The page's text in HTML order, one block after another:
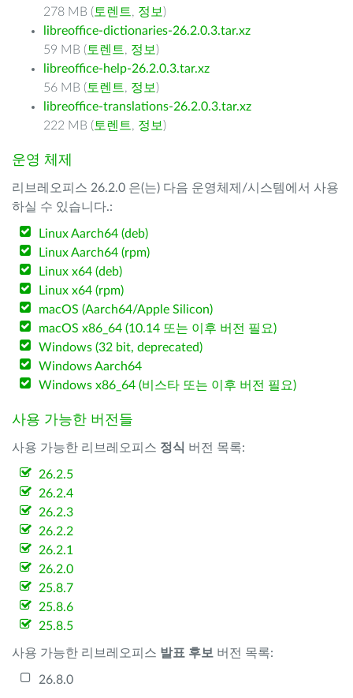
278 MB ( 토렌트, 정보 )
libreoffice-dictionaries-26.2.0.3.tar.xz
59 MB ( 토렌트, 정보 )
libreoffice-help-26.2.0.3.tar.xz
56 MB ( 토렌트, 정보 )
libreoffice-translations-26.2.0.3.tar.xz
222 MB ( 토렌트, 정보 )
운영 체제
리브레오피스 26.2.0 은(는) 다음 운영체제/시스템에서 사용
하실 수 있습니다.:
Linux Aarch64 (deb)
Linux Aarch64 (rpm)
Linux x64 (deb)
Linux x64 (rpm)
macOS (Aarch64/Apple Silicon)
macOS x86_64 (10.14 또는 이후 버전 필요)
Windows (32 bit, deprecated)
Windows Aarch64
Windows x86_64 (비스타 또는 이후 버전 필요)
사용 가능한 버전들
사용 가능한 리브레오피스 정식 버전 목록:
26.2.5
26.2.4
26.2.3
26.2.2
26.2.1
26.2.0
25.8.7
25.8.6
25.8.5
사용 가능한 리브레오피스 발표 후보 버전 목록:
26.8.0